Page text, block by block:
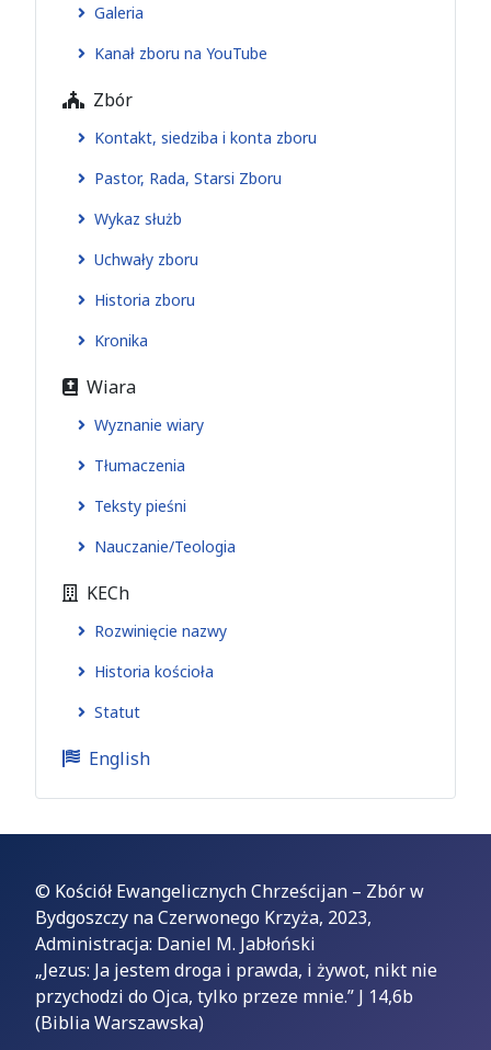
Galeria
Kanał zboru na YouTube
Zbór
Kontakt, siedziba i konta zboru
Pastor, Rada, Starsi Zboru
Wykaz służb
Uchwały zboru
Historia zboru
Kronika
Wiara
Wyznanie wiary
Tłumaczenia
Teksty pieśni
Nauczanie/Teologia
KECh
Rozwinięcie nazwy
Historia kościoła
Statut
English
© Kościół Ewangelicznych Chrześcijan – Zbór w
Bydgoszczy na Czerwonego Krzyża, 2023,
Administracja: Daniel M. Jabłoński
„Jezus: Ja jestem droga i prawda, i żywot, nikt nie
przychodzi do Ojca, tylko przeze mnie.” J 14,6b
(Biblia Warszawska)